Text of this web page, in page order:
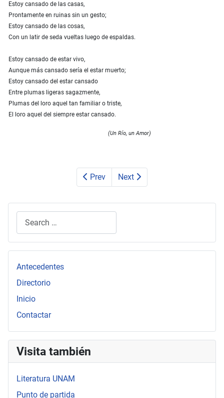
Estoy cansado de las casas,
Prontamente en ruinas sin un gesto;
Estoy cansado de las cosas,
Con un latir de seda vueltas luego de espaldas.
Estoy cansado de estar vivo,
Aunque más cansado sería el estar muerto;
Estoy cansado del estar cansado
Entre plumas ligeras sagazmente,
Plumas del loro aquel tan familiar o triste,
El loro aquel del siempre estar cansado.
(Un Río, un Amor)
Prev Next
Antecedentes
Directorio
Inicio
Contactar
Visita también
Literatura UNAM
Punto de partida